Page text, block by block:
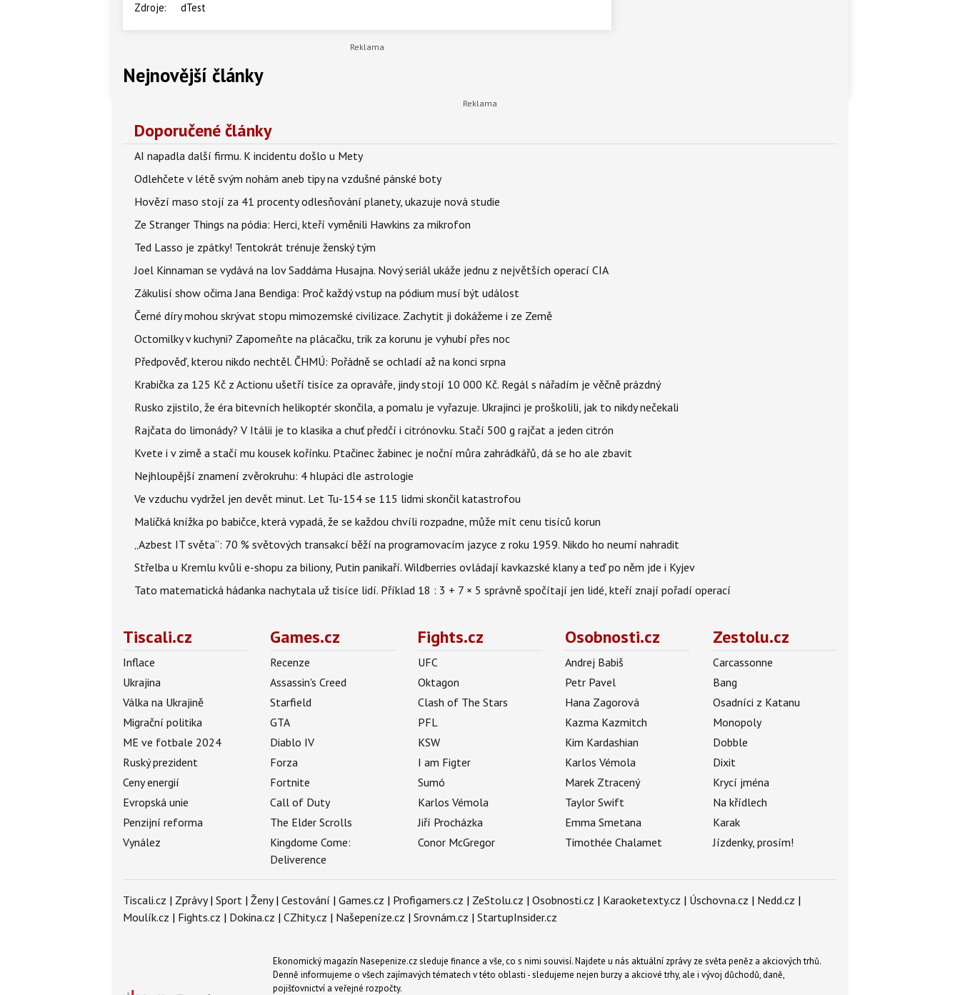
Zdroje: dTest
Nejnovější články
Doporučené články
AI napadla další firmu. K incidentu došlo u Mety
Odlehčete v létě svým nohám aneb tipy na vzdušné pánské boty
Hovězí maso stojí za 41 procenty odlesňování planety, ukazuje nová studie
Ze Stranger Things na pódia: Herci, kteří vyměnili Hawkins za mikrofon
Ted Lasso je zpátky! Tentokrát trénuje ženský tým
Joel Kinnaman se vydává na lov Saddáma Husajna. Nový seriál ukáže jednu z největších operací CIA
Zákulisí show očima Jana Bendiga: Proč každý vstup na pódium musí být událost
Černé díry mohou skrývat stopu mimozemské civilizace. Zachytit ji dokážeme i ze Země
Octomilky v kuchyni? Zapomeňte na plácačku, trik za korunu je vyhubí přes noc
Předpověď, kterou nikdo nechtěl. ČHMÚ: Pořádně se ochladí až na konci srpna
Krabička za 125 Kč z Actionu ušetří tisíce za opraváře, jindy stojí 10 000 Kč. Regál s nářadím je věčně prázdný
Rusko zjistilo, že éra bitevních helikoptér skončila, a pomalu je vyřazuje. Ukrajinci je proškolili, jak to nikdy nečekali
Rajčata do limonády? V Itálii je to klasika a chuť předčí i citrónovku. Stačí 500 g rajčat a jeden citrón
Kvete i v zimě a stačí mu kousek kořínku. Ptačinec žabinec je noční můra zahrádkářů, dá se ho ale zbavit
Nejhloupější znamení zvěrokruhu: 4 hlupáci dle astrologie
Ve vzduchu vydržel jen devět minut. Let Tu-154 se 115 lidmi skončil katastrofou
Maličká knížka po babičce, která vypadá, že se každou chvíli rozpadne, může mít cenu tisíců korun
„Azbest IT světa“: 70 % světových transakcí běží na programovacím jazyce z roku 1959. Nikdo ho neumí nahradit
Střelba u Kremlu kvůli e-shopu za biliony, Putin panikaří. Wildberries ovládají kavkazské klany a teď po něm jde i Kyjev
Tato matematická hádanka nachytala už tisíce lidí. Příklad 18 : 3 + 7 × 5 správně spočítají jen lidé, kteří znají pořadí operací
Tiscali.cz
Inflace
Ukrajina
Válka na Ukrajině
Migrační politika
ME ve fotbale 2024
Ruský prezident
Ceny energií
Evropská unie
Penzijní reforma
Vynález
Games.cz
Recenze
Assassin's Creed
Starfield
GTA
Diablo IV
Forza
Fortnite
Call of Duty
The Elder Scrolls
Kingdome Come:
Deliverence
Fights.cz
UFC
Oktagon
Clash of The Stars
PFL
KSW
I am Figter
Sumó
Karlos Vémola
Jiří Procházka
Conor McGregor
Osobnosti.cz
Andrej Babiš
Petr Pavel
Hana Zagorová
Kazma Kazmitch
Kim Kardashian
Karlos Vémola
Marek Ztracený
Taylor Swift
Emma Smetana
Timothée Chalamet
Zestolu.cz
Carcassonne
Bang
Osadníci z Katanu
Monopoly
Dobble
Dixit
Krycí jména
Na křídlech
Karak
Jízdenky, prosím!
Tiscali.cz | Zprávy| Sport | Ženy| Cestování | Games.cz | Profigamers.cz | ZeStolu.cz | Osobnosti.cz | Karaoketexty.cz | Úschovna.cz | Nedd.cz |
Moulík.cz | Fights.cz | Dokina.cz | CZhity.cz | Našepeníze.cz | Srovnám.cz | StartupInsider.cz
Ekonomický magazín Nasepenize.cz sleduje finance a vše, co s nimi souvisí. Najdete u nás aktuální zprávy ze světa peněz a akciových trhů.
Denně informujeme o všech zajímavých tématech v této oblasti - sledujeme nejen burzy a akciové trhy, ale i vývoj důchodů, daně,
pojišťovnictví a veřejné rozpočty.